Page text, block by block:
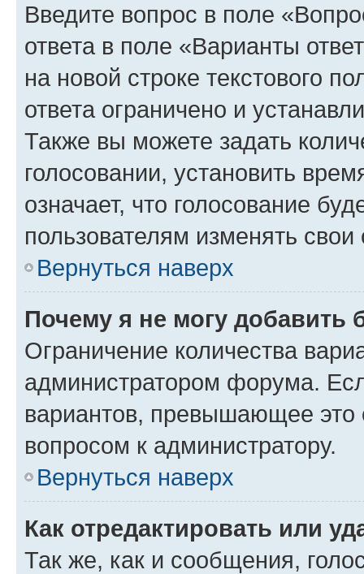
Введите вопрос в поле
ответа в поле «Варианты
на новой строке текстового
ответа ограничено и
Также вы можете задать
голосовании, установить
означает, что голосование
пользователям изменять свои
Вернуться наверх
Почему я не могу добавить
Ограничение количества
администратором форума.
вариантов, превышающее это
вопросом к администратору.
Вернуться наверх
Как отредактировать или
Так же, как и сообщения,